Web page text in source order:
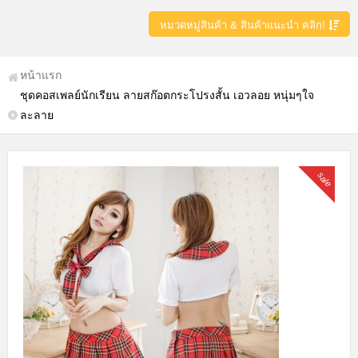
หมวดหมู่สินค้า & สินค้าแนะนำ คลิก!
หน้าแรก
ชุดคอสเพลย์นักเรียน ลายสก๊อตกระโปรงสั้น เอวลอย หนุ่มๆใจ
ละลาย
sale